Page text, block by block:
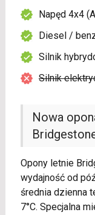
Nowa
Opony letnie
wydajność od
średnia dzienna
7°C. Specjalna
Napęd 4x4
Diesel /
Silnik
Silnik